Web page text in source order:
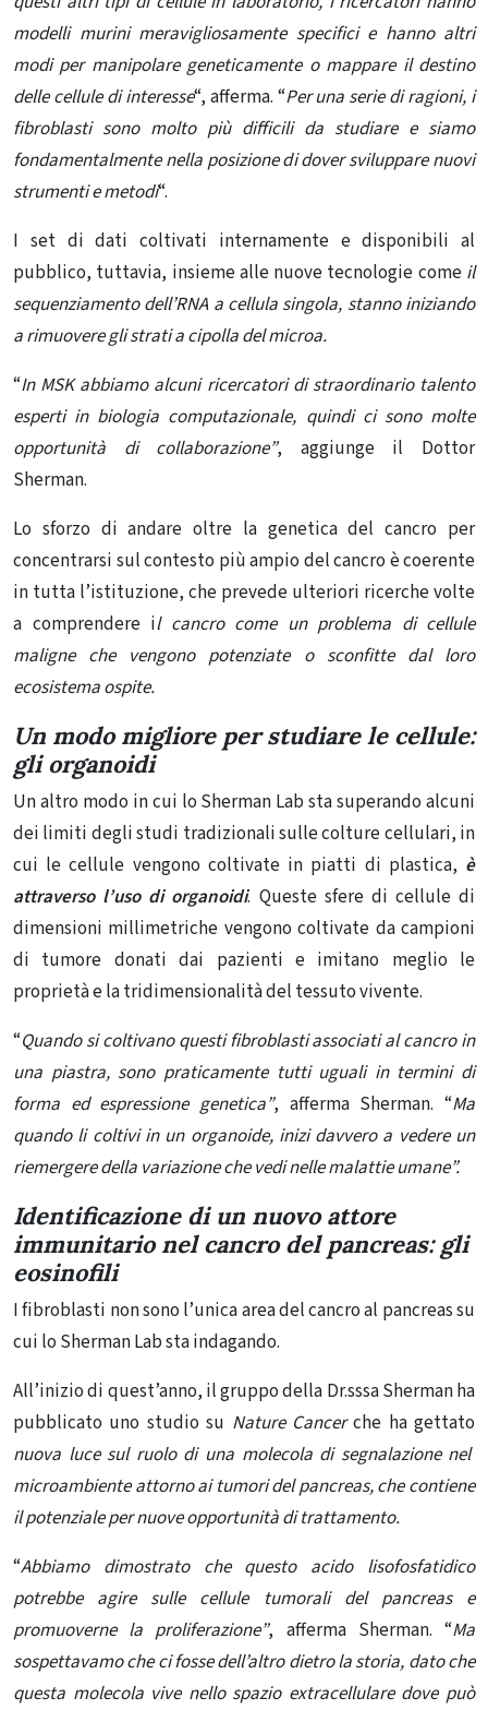
modelli murini meravigliosamente specifici e hanno altri
modi per manipolare geneticamente o mappare il destino
delle cellule di interesse“, afferma. “Per una serie di ragioni, i
fibroblasti sono molto più difficili da studiare e siamo
fondamentalmente nella posizione di dover sviluppare nuovi
strumenti e metodi“.
I set di dati coltivati ​​internamente e disponibili al
pubblico, tuttavia, insieme alle nuove tecnologie come il
sequenziamento dell’RNA a cellula singola, stanno iniziando
a rimuovere gli strati a cipolla del microa.
“In MSK abbiamo alcuni ricercatori di straordinario talento
esperti in biologia computazionale, quindi ci sono molte
opportunità di collaborazione”, aggiunge il Dottor
Sherman.
Lo sforzo di andare oltre la genetica del cancro per
concentrarsi sul contesto più ampio del cancro è coerente
in tutta l’istituzione, che prevede ulteriori ricerche volte
a comprendere il cancro come un problema di cellule
maligne che vengono potenziate o sconfitte dal loro
ecosistema ospite.
Un modo migliore per studiare le cellule:
gli organoidi
Un altro modo in cui lo Sherman Lab sta superando alcuni
dei limiti degli studi tradizionali sulle colture cellulari, in
cui le cellule vengono coltivate in piatti di plastica, è
attraverso l’uso di organoidi. Queste sfere di cellule di
dimensioni millimetriche vengono coltivate da campioni
di tumore donati dai pazienti e imitano meglio le
proprietà e la tridimensionalità del tessuto vivente.
“Quando si coltivano questi fibroblasti associati al cancro in
una piastra, sono praticamente tutti uguali in termini di
forma ed espressione genetica”, afferma Sherman. “Ma
quando li coltivi in ​​un organoide, inizi davvero a vedere un
riemergere della variazione che vedi nelle malattie umane”.
Identificazione di un nuovo attore
immunitario nel cancro del pancreas: gli
eosinofili
I fibroblasti non sono l’unica area del cancro al pancreas su
cui lo Sherman Lab sta indagando.
All’inizio di quest’anno, il gruppo della Dr.sssa Sherman ha
pubblicato uno studio su Nature Cancerche ha gettato
nuova luce sul ruolo di una molecola di segnalazione nel
microambiente attorno ai tumori del pancreas, che contiene
il potenziale per nuove opportunità di trattamento.
“Abbiamo dimostrato che questo acido lisofosfatidico
potrebbe agire sulle cellule tumorali del pancreas e
promuoverne la proliferazione”, afferma Sherman. “Ma
sospettavamo che ci fosse dell’altro dietro la storia, dato che
questa molecola vive nello spazio extracellulare dove può